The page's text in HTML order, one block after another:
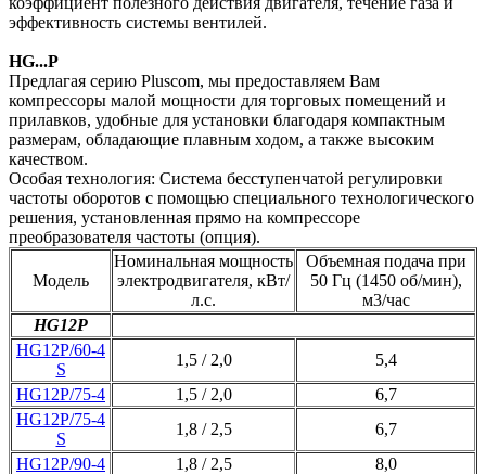
эффективность системы вентилей.
HG...P
Предлагая серию Pluscom, мы предоставляем Вам
компрессоры малой мощности для торговых помещений и
прилавков, удобные для установки благодаря компактным
размерам, обладающие плавным ходом, а также высоким
качеством.
Особая технология: Система бесступенчатой регулировки
частоты оборотов с помощью специального технологического
решения, установленная прямо на компрессоре
преобразователя частоты (опция).
Модель
Номинальная мощность
электродвигателя, кВт/
л.с.
Объемная подача при
50 Гц (1450 об/мин),
м3/час
HG12P
HG12P/60-4
S
1,5 / 2,0
5,4
HG12P/75-4
1,5 / 2,0
6,7
HG12P/75-4
S
1,8 / 2,5
6,7
HG12P/90-4
1,8 / 2,5
8,0